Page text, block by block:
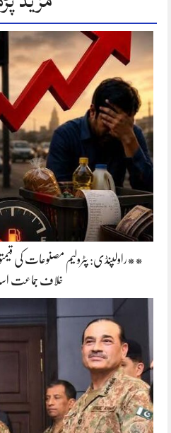
**راولپنڈی: پٹرولیم مصنوعات کی
خلاف جماعت